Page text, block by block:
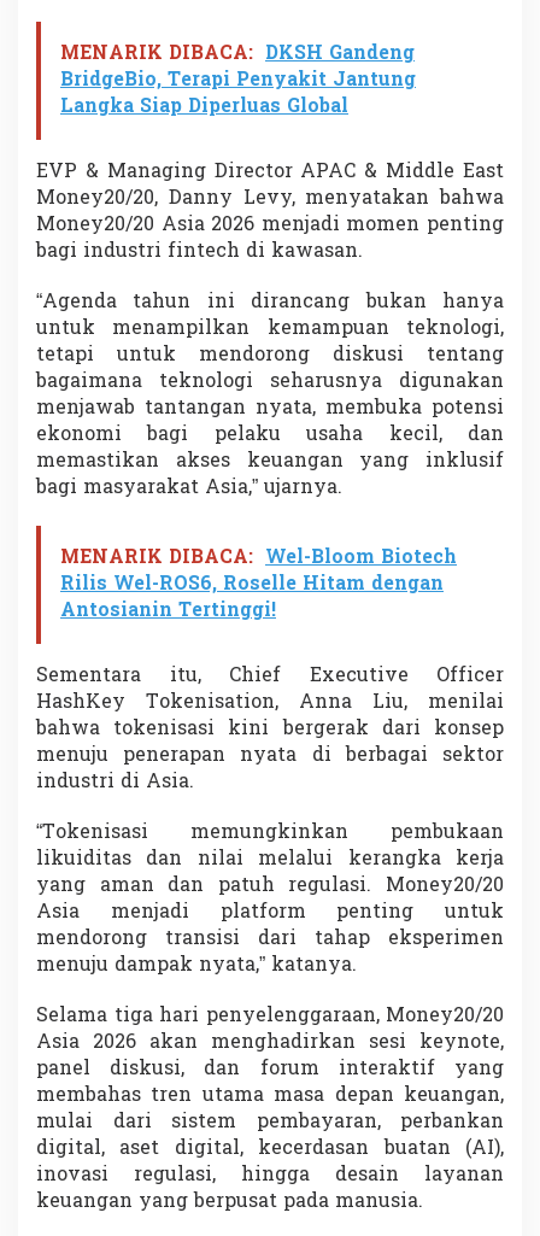
MENARIK DIBACA: DKSH Gandeng
BridgeBio, Terapi Penyakit Jantung
Langka Siap Diperluas Global
EVP & Managing Director APAC & Middle East
Money20/20, Danny Levy, menyatakan bahwa
Money20/20 Asia 2026 menjadi momen penting
bagi industri fintech di kawasan.
“Agenda tahun ini dirancang bukan hanya
untuk menampilkan kemampuan teknologi,
tetapi untuk mendorong diskusi tentang
bagaimana teknologi seharusnya digunakan
menjawab tantangan nyata, membuka potensi
ekonomi bagi pelaku usaha kecil, dan
memastikan akses keuangan yang inklusif
bagi masyarakat Asia,” ujarnya.
MENARIK DIBACA: Wel-Bloom Biotech
Rilis Wel-ROS6, Roselle Hitam dengan
Antosianin Tertinggi!
Sementara itu, Chief Executive Officer
HashKey Tokenisation, Anna Liu, menilai
bahwa tokenisasi kini bergerak dari konsep
menuju penerapan nyata di berbagai sektor
industri di Asia.
“Tokenisasi memungkinkan pembukaan
likuiditas dan nilai melalui kerangka kerja
yang aman dan patuh regulasi. Money20/20
Asia menjadi platform penting untuk
mendorong transisi dari tahap eksperimen
menuju dampak nyata,” katanya.
Selama tiga hari penyelenggaraan, Money20/20
Asia 2026 akan menghadirkan sesi keynote,
panel diskusi, dan forum interaktif yang
membahas tren utama masa depan keuangan,
mulai dari sistem pembayaran, perbankan
digital, aset digital, kecerdasan buatan (AI),
inovasi regulasi, hingga desain layanan
keuangan yang berpusat pada manusia.